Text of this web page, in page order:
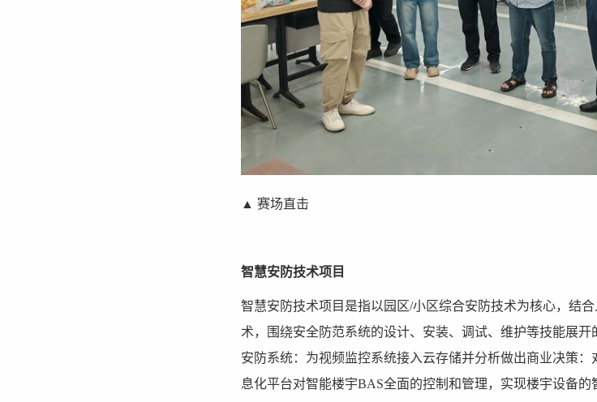
▲ 赛场直击
智慧安防技术项目
智慧安防技术项目是指以园区/小区综合安防技术为核心，结
术，围绕安全防范系统的设计、安装、调试、维护等技能展
安防系统：为视频监控系统接入云存储并分析做出商业决策
息化平台对智能楼宇BAS全面的控制和管理，实现楼宇设备